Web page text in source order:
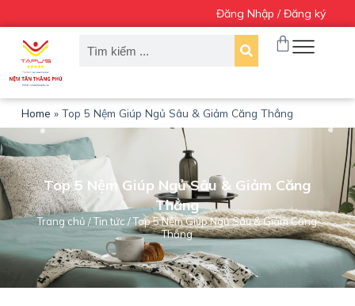
h
y
ể
n
đ
ế
n
p
h
ầ
n
n
i
u
Đăng Nhập / Đăng ký
Home » Top 5 Nệm Giúp Ngủ Sâu & Giảm Căng Thẳng
Top 5 Nệm Giúp Ngủ Sâu & Giảm Căng
Thẳng
Trang chủ /Tin tức/ Top 5 Nệm Giúp Ngủ Sâu & Giảm Căng
Thẳng